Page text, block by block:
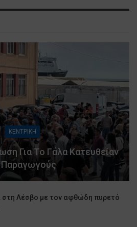
ΚΕΝΤΡΙΚΗ
Για Το Γάλα Κατευθείαν
Παραγωγούς
στη Λέσβο με τον αφθώδη πυρετό